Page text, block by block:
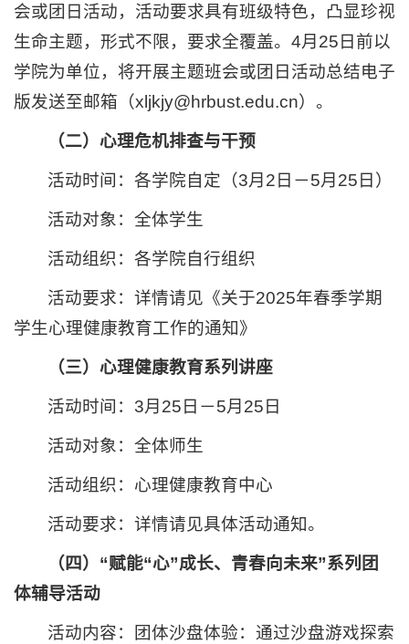
会或团日活动，活动要求具有班级特色，凸显珍视
生命主题，形式不限，要求全覆盖。4月25日前以
学院为单位，将开展主题班会或团日活动总结电子
版发送至邮箱（xljkjy@hrbust.edu.cn）。
（二）心理危机排查与干预
活动时间：各学院自定（3月2日－5月25日）
活动对象：全体学生
活动组织：各学院自行组织
活动要求：详情请见《关于2025年春季学期
学生心理健康教育工作的通知》
（三）心理健康教育系列讲座
活动时间：3月25日－5月25日
活动对象：全体师生
活动组织：心理健康教育中心
活动要求：详情请见具体活动通知。
（四）“赋能“心”成长、青春向未来”系列团
体辅导活动
活动内容：团体沙盘体验‌：通过沙盘游戏探索